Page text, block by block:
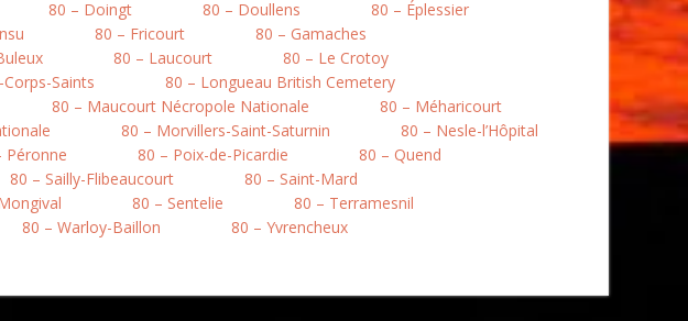
80 – Doingt 80 – Doullens
80 – Éplessier
80 – Fricourt
80 – Gamaches
80 – Laucourt
80 – Le Crotoy
Saints
80 – Longueau British Cemetery
80 – Maucourt Nécropole Nationale
80 – Méharicourt
80 – Morvillers-Saint-Saturnin
80 – Nesle-l’Hôpital
Péronne 80 – Poix-de-Picardie
80 – Quend
80 – Sailly-Flibeaucourt
80 – Saint-Mard
80 – Sentelie
80 – Terramesnil
80 – Warloy-Baillon 80 – Yvrencheux